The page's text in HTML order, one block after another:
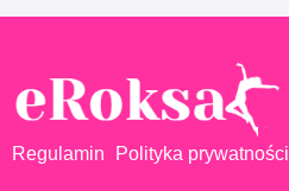
Regulamin Polityka prywatności